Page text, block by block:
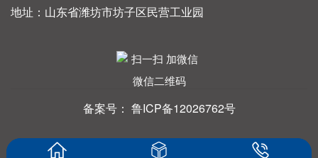
地址：山东省潍坊市坊子区民营工业园
微信二维码
备案号： 鲁ICP备12026762号